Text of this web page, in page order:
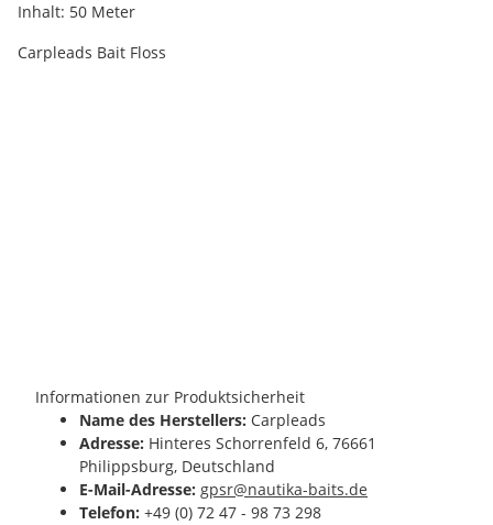
Inhalt: 50 Meter
Carpleads Bait Floss
Informationen zur Produktsicherheit
Name des Herstellers: Carpleads
Adresse: Hinteres Schorrenfeld 6, 76661
Philippsburg, Deutschland
E-Mail-Adresse: gpsr@nautika-baits.de
Telefon: +49 (0) 72 47 - 98 73 298